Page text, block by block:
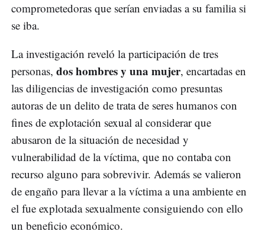
comprometedoras que serían enviadas a su familia si
se iba.
La investigación reveló la participación de tres
personas, dos hombres y una mujer, encartadas en
las diligencias de investigación como presuntas
autoras de un delito de trata de seres humanos con
fines de explotación sexual al considerar que
abusaron de la situación de necesidad y
vulnerabilidad de la víctima, que no contaba con
recurso alguno para sobrevivir. Además se valieron
de engaño para llevar a la víctima a una ambiente en
el fue explotada sexualmente consiguiendo con ello
un beneficio económico.